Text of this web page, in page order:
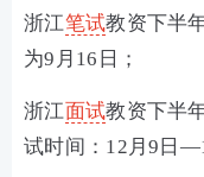
浙江笔试教资下半
为9月16日；
浙江面试教资下半
试时间：12月9日